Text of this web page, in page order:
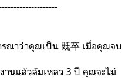
ณาว่าคุณเป็น 既卒 เมื่อคุณจบ
นแล้วล้มเหลว 3 ปี คุณจะไม่